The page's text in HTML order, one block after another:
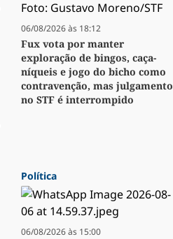
06/08/2026 às 18:12
Fux vota por manter
exploração de bingos, caça-
níqueis e jogo do bicho como
contravenção, mas julgamento
no STF é interrompido
Política
06/08/2026 às 15:00